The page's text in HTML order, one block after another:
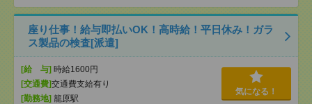
座り仕事！給与即払いOK！高時給！平日休み！ガラ
ス製品の検査[派遣]
[給 与] 時給1600円
[交通費]交通費支給有り
[勤務地] 籠原駅
気になる！